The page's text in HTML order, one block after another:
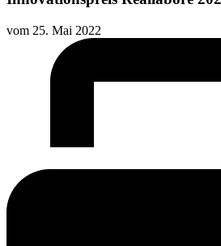
vom 25. Mai 2022